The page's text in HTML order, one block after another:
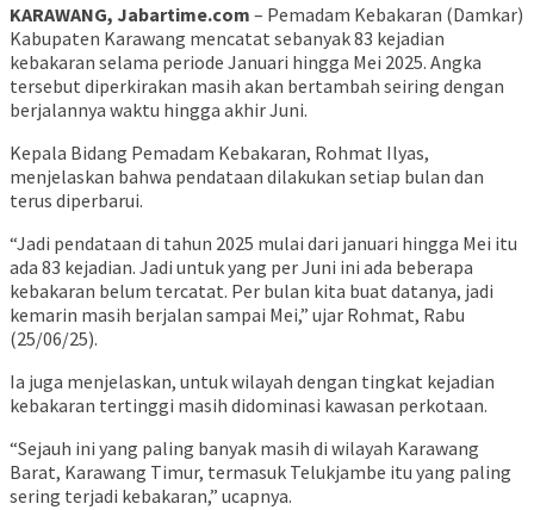
KARAWANG, Jabartime.com – Pemadam Kebakaran (Damkar)
Kabupaten Karawang mencatat sebanyak 83 kejadian
kebakaran selama periode Januari hingga Mei 2025. Angka
tersebut diperkirakan masih akan bertambah seiring dengan
berjalannya waktu hingga akhir Juni.
Kepala Bidang Pemadam Kebakaran, Rohmat Ilyas,
menjelaskan bahwa pendataan dilakukan setiap bulan dan
terus diperbarui.
“Jadi pendataan di tahun 2025 mulai dari januari hingga Mei itu
ada 83 kejadian. Jadi untuk yang per Juni ini ada beberapa
kebakaran belum tercatat. Per bulan kita buat datanya, jadi
kemarin masih berjalan sampai Mei,” ujar Rohmat, Rabu
(25/06/25).
Ia juga menjelaskan, untuk wilayah dengan tingkat kejadian
kebakaran tertinggi masih didominasi kawasan perkotaan.
“Sejauh ini yang paling banyak masih di wilayah Karawang
Barat, Karawang Timur, termasuk Telukjambe itu yang paling
sering terjadi kebakaran,” ucapnya.